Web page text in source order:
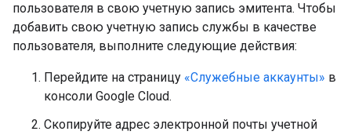
пользователя в свою учетную запись эмитента. Чтобы
добавить свою учетную запись службы в качестве
пользователя, выполните следующие действия:
Перейдите на страницу «Служебные аккаунты» в
консоли Google Cloud.
Скопируйте адрес электронной почты учетной